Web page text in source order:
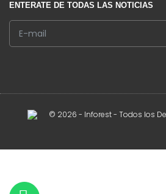
ENTERATE DE TODAS LAS NOTICIAS
© 2026 - Inforest - Todos los